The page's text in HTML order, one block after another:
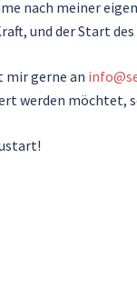
nach meiner
und der Start
mir gerne an
werden möchtet,